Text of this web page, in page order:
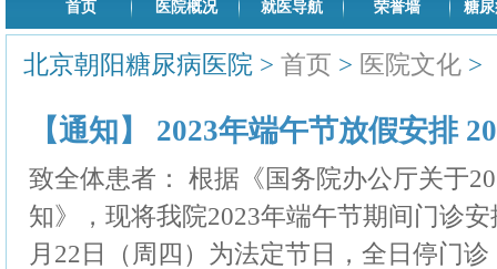
首页 医院概况 就医导航 荣誉墙 糖
北京朝阳糖尿病医院 > 首页 > 医院文化 >
【通知】 2023年端午节放假安排
致全体患者： 根据《国务院办公厅关于
知》，现将我院2023年端午节期间门诊
月22日（周四）为法定节日，全日停门